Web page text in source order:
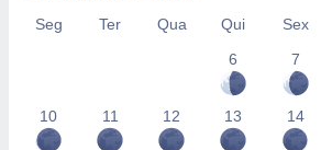
Seg Ter Qua Qui Sex
6
7
10 11 12 13 14